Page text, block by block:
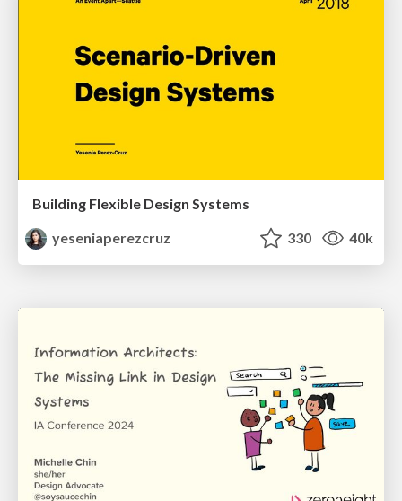
Building Flexible Design Systems
yeseniaperezcruz
330 40k